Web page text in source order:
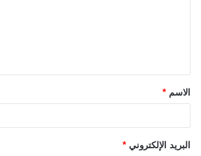
الاسم *
البريد الإلكتروني *